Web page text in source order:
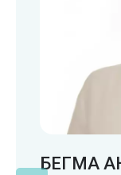
БЕГМА